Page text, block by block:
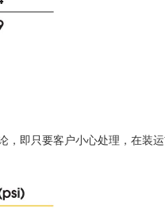
，即只要客户小心处理，在装